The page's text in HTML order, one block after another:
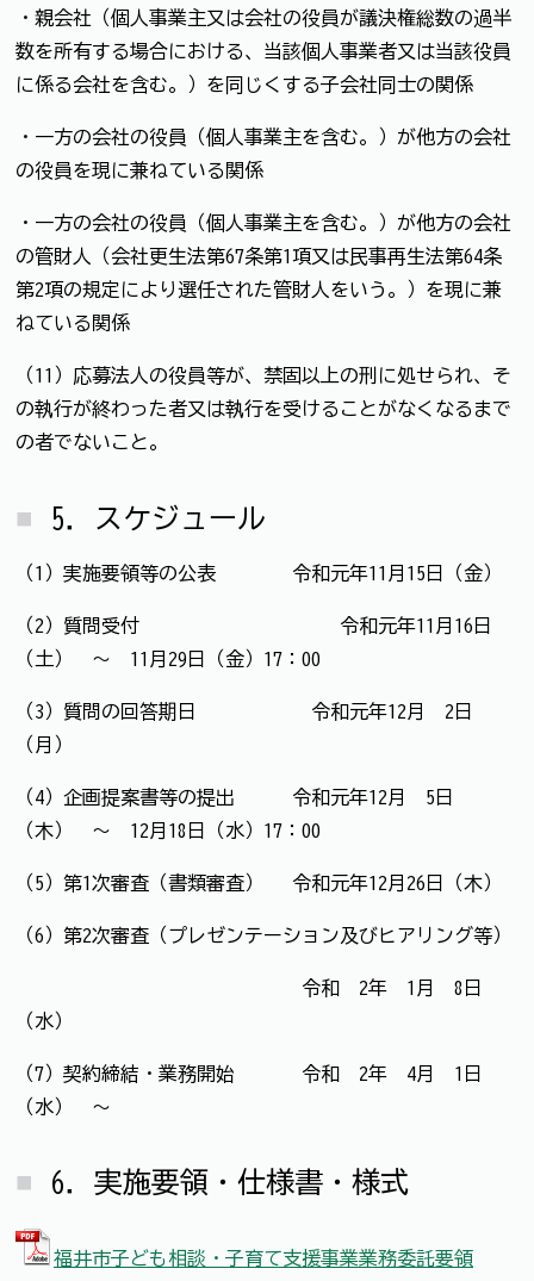
・親会社（個人事業主又は会社の役員が議決権総数の過半
数を所有する場合における、当該個人事業者又は当該役員
に係る会社を含む。）を同じくする子会社同士の関係
・一方の会社の役員（個人事業主を含む。）が他方の会社
の役員を現に兼ねている関係
・一方の会社の役員（個人事業主を含む。）が他方の会社
の管財人（会社更生法第67条第1項又は民事再生法第64条
第2項の規定により選任された管財人をいう。）を現に兼
ねている関係
（11）応募法人の役員等が、禁固以上の刑に処せられ、そ
の執行が終わった者又は執行を受けることがなくなるまで
の者でないこと。
5．スケジュール
（1）実施要領等の公表 令和元年11月15日（金）
（2）質問受付 令和元年11月16日
（土） ～ 11月29日（金）17：00
（3）質問の回答期日 令和元年12月 2日
（月）
（4）企画提案書等の提出 令和元年12月 5日
（木） ～ 12月18日（水）17：00
（5）第1次審査（書類審査） 令和元年12月26日（木）
（6）第2次審査（プレゼンテーション及びヒアリング等）
令和 2年 1月 8日
（水）
（7）契約締結・業務開始 令和 2年 4月 1日
（水） ～
6．実施要領・仕様書・様式
福井市子ども相談・子育て支援事業業務委託要領